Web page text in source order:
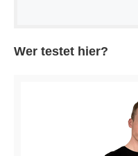
Wer testet hier?